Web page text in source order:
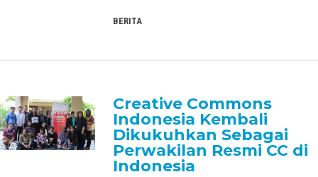
BERITA
Creative Commons
Indonesia Kembali
Dikukuhkan Sebagai
Perwakilan Resmi CC di
Indonesia